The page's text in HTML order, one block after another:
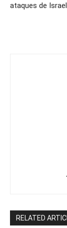
ataques de
RELATED